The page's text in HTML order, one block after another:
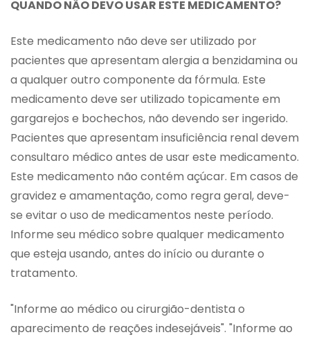
QUANDO NÃO DEVO USAR ESTE MEDICAMENTO?
Este medicamento não deve ser utilizado por
pacientes que apresentam alergia a benzidamina ou
a qualquer outro componente da fórmula. Este
medicamento deve ser utilizado topicamente em
gargarejos e bochechos, não devendo ser ingerido.
Pacientes que apresentam insuficiência renal devem
consultaro médico antes de usar este medicamento.
Este medicamento não contém açúcar. Em casos de
gravidez e amamentação, como regra geral, deve-
se evitar o uso de medicamentos neste período.
Informe seu médico sobre qualquer medicamento
que esteja usando, antes do início ou durante o
tratamento.
"Informe ao médico ou cirurgião-dentista o
aparecimento de reações indesejáveis". "Informe ao